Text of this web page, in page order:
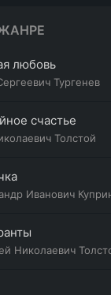
любовь
Тургенев
счастье
Толстой
Иванович
Николаевич